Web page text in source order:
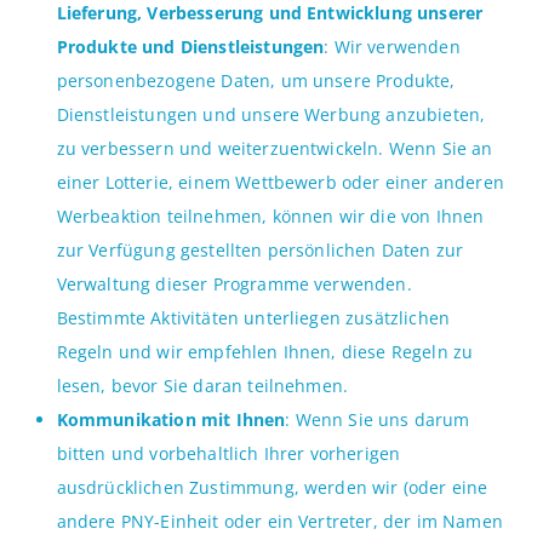
Lieferung, Verbesserung und Entwicklung unserer
Produkte und Dienstleistungen: Wir verwenden
personenbezogene Daten, um unsere Produkte,
Dienstleistungen und unsere Werbung anzubieten,
zu verbessern und weiterzuentwickeln. Wenn Sie an
einer Lotterie, einem Wettbewerb oder einer anderen
Werbeaktion teilnehmen, können wir die von Ihnen
zur Verfügung gestellten persönlichen Daten zur
Verwaltung dieser Programme verwenden.
Bestimmte Aktivitäten unterliegen zusätzlichen
Regeln und wir empfehlen Ihnen, diese Regeln zu
lesen, bevor Sie daran teilnehmen.
Kommunikation mit Ihnen: Wenn Sie uns darum
bitten und vorbehaltlich Ihrer vorherigen
ausdrücklichen Zustimmung, werden wir (oder eine
andere PNY-Einheit oder ein Vertreter, der im Namen